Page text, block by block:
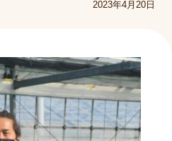
2023年4月20日